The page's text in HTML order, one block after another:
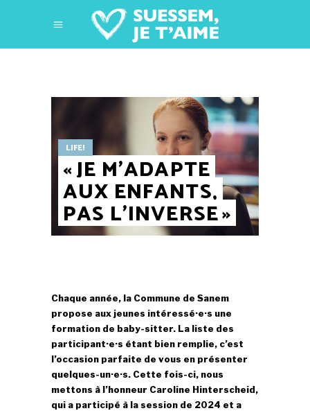
LIFE!
« JE M’ADAPTE
AUX ENFANTS,
PAS L’INVERSE »
Chaque année, la Commune de Sanem
propose aux jeunes intéressé·e·s une
formation de baby-sitter. La liste des
participant·e·s étant bien remplie, c’est
l’occasion parfaite de vous en présenter
quelques-un·e·s. Cette fois-ci, nous
mettons à l’honneur Caroline Hinterscheid,
qui a participé à la session de 2024 et a